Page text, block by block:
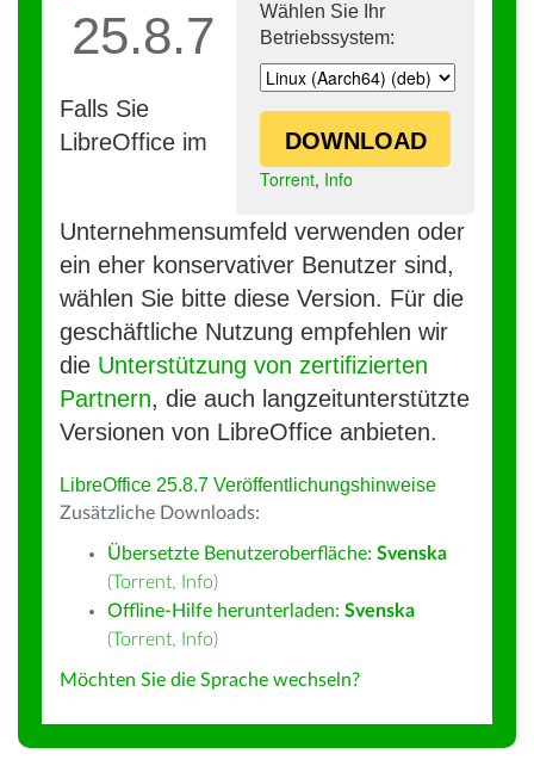
Wählen Sie Ihr
Betriebssystem:
DOWNLOAD
Torrent, Info
25.8.7
Falls Sie
LibreOffice im
Unternehmensumfeld verwenden oder
ein eher konservativer Benutzer sind,
wählen Sie bitte diese Version. Für die
geschäftliche Nutzung empfehlen wir
die Unterstützung von zertifizierten
Partnern, die auch langzeitunterstützte
Versionen von LibreOffice anbieten.
LibreOffice 25.8.7 Veröffentlichungshinweise
Zusätzliche Downloads:
Übersetzte Benutzeroberfläche: Svenska
(Torrent, Info)
Offline-Hilfe herunterladen: Svenska
(Torrent, Info)
Möchten Sie die Sprache wechseln?